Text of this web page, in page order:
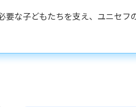
な子どもたちを支え、ユニセフ